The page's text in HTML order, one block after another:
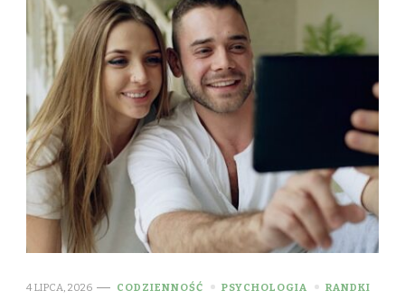
4 LIPCA, 2026 CODZIENNOŚĆ PSYCHOLOGIA RANDKI